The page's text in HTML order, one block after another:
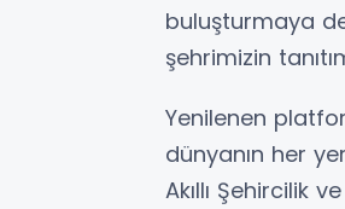
buluşturmaya
şehrimizin
Yenilenen
dünyanın her
Akıllı Şehircilik